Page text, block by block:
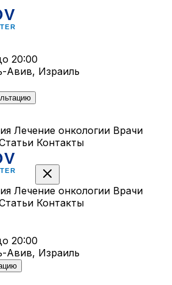
20:00
Авив, Израиль
Лечение онкологии Врачи
Контакты
Лечение онкологии Врачи
Контакты
20:00
Авив, Израиль